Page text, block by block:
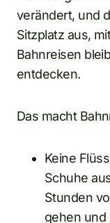
verändert, und
Sitzplatz aus,
Bahnreisen
entdecken.
Das macht
Keine
Schuhe
Stunden
gehen und